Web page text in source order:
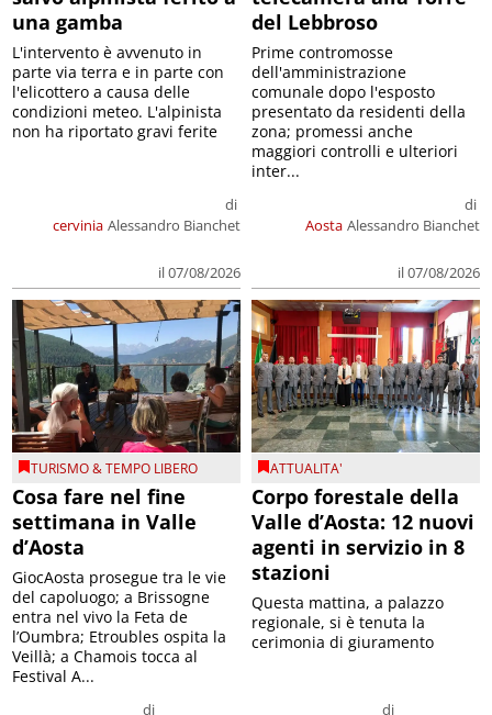
una gamba
cervinia
di
Alessandro Bianchet
il 07/08/2026
L'intervento è avvenuto in
parte via terra e in parte con
l'elicottero a causa delle
condizioni meteo. L'alpinista
non ha riportato gravi ferite
del Lebbroso
Aosta
di
Alessandro Bianchet
il 07/08/2026
Prime contromosse
dell'amministrazione
comunale dopo l'esposto
presentato da residenti della
zona; promessi anche
maggiori controlli e ulteriori
inter...
TURISMO & TEMPO LIBERO
Cosa fare nel fine
settimana in Valle
d’Aosta
di
GiocAosta prosegue tra le vie
del capoluogo; a Brissogne
entra nel vivo la Feta de
l’Oumbra; Etroubles ospita la
Veillà; a Chamois tocca al
Festival A...
ATTUALITA'
Corpo forestale della
Valle d’Aosta: 12 nuovi
agenti in servizio in 8
stazioni
di
Questa mattina, a palazzo
regionale, si è tenuta la
cerimonia di giuramento